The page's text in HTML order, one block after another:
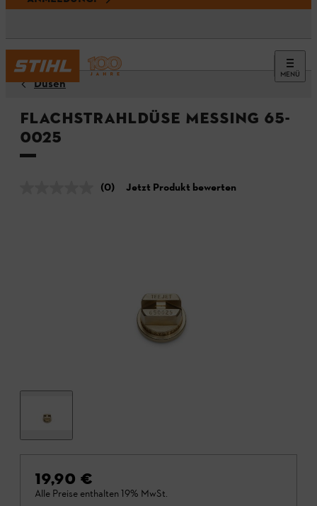
MENÜ
Düsen
Flachstrahldüse Messing 65-
0025
(0) Jetzt Produkt bewerten
19,90 €
Alle Preise enthalten 19% MwSt.